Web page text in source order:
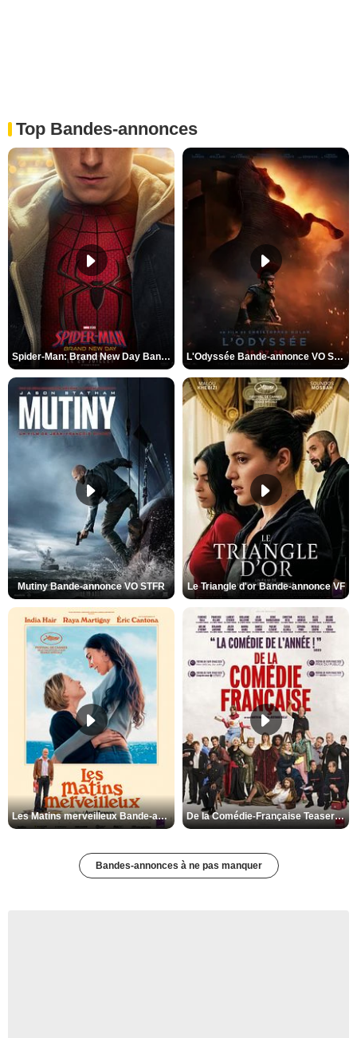
Top Bandes-annonces
Spider-Man: Brand New Day Bande-annonce VO STFR L'Odyssée Bande-annonce VO STFR
Mutiny Bande-annonce VO STFR Le Triangle d'or Bande-annonce VF
Les Matins merveilleux Bande-annonce VF De la Comédie-Française Teaser VF
Bandes-annonces à ne pas manquer